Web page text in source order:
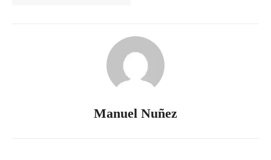
Manuel Nuñez